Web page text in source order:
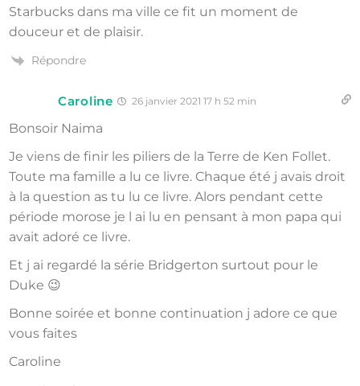
Starbucks dans ma ville ce fit un moment de
douceur et de plaisir.
Répondre
Caroline 26 janvier 2021 17 h 52 min
Bonsoir Naima
Je viens de finir les piliers de la Terre de Ken Follet.
Toute ma famille a lu ce livre. Chaque été j avais droit
à la question as tu lu ce livre. Alors pendant cette
période morose je l ai lu en pensant à mon papa qui
avait adoré ce livre.
Et j ai regardé la série Bridgerton surtout pour le
Duke 😉
Bonne soirée et bonne continuation j adore ce que
vous faites
Caroline